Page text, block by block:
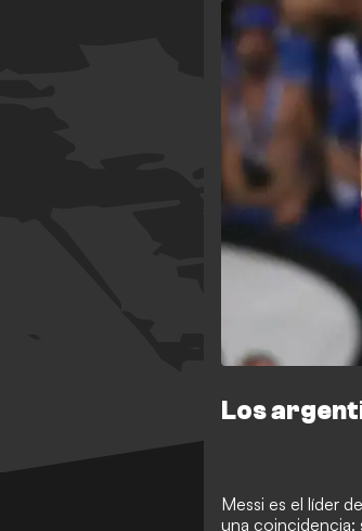
Los
Messi es el líder
una coincidencia: